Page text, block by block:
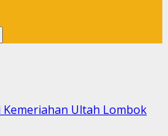
Kemeriahan Ultah Lombok